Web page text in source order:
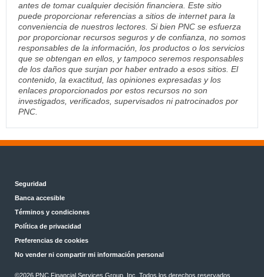
antes de tomar cualquier decisión financiera. Este sitio
puede proporcionar referencias a sitios de internet para la
conveniencia de nuestros lectores. Si bien PNC se esfuerza
por proporcionar recursos seguros y de confianza, no somos
responsables de la información, los productos o los servicios
que se obtengan en ellos, y tampoco seremos responsables
de los daños que surjan por haber entrado a esos sitios. El
contenido, la exactitud, las opiniones expresadas y los
enlaces proporcionados por estos recursos no son
investigados, verificados, supervisados ni patrocinados por
PNC.
Seguridad
Banca accesible
Términos y condiciones
Política de privacidad
Preferencias de cookies
No vender ni compartir mi información personal
©2026 PNC Financial Services Group, Inc. Todos los derechos reservados.